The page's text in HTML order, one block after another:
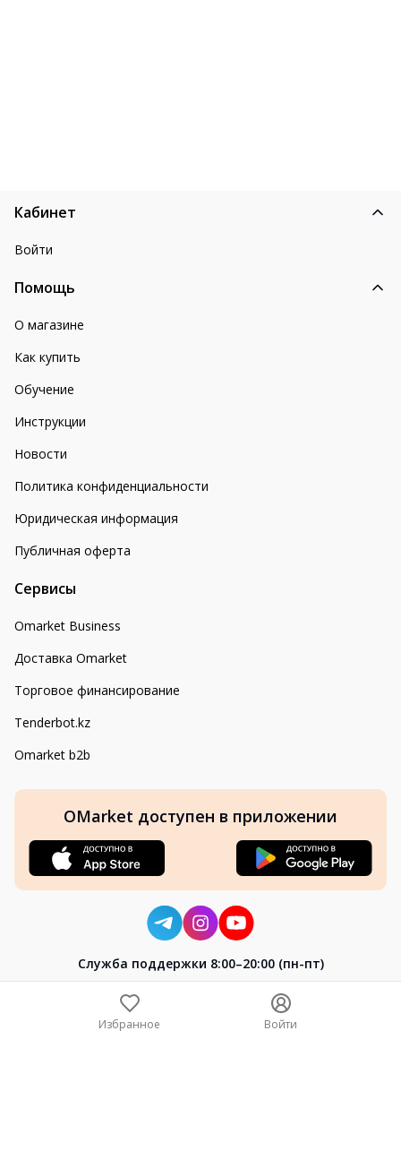
Кабинет
Войти
Помощь
О магазине
Как купить
Обучение
Инструкции
Новости
Политика конфиденциальности
Юридическая информация
Публичная оферта
Сервисы
Omarket Business
Доставка Omarket
Торговое финансирование
Tenderbot.kz
Omarket b2b
OMarket доступен в приложении
Cлужба поддержки 8:00–20:00 (пн-пт)
Избранное Войти